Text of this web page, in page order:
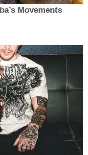
Movements